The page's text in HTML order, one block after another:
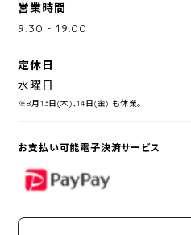
営業時間
9:30 -19:00
定休日
水曜日
※8月13日(木)、14日(金) も休業。
お支払い可能電子決済サービス
PayPay